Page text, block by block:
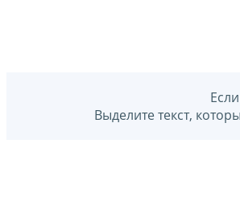
Выделите текст,